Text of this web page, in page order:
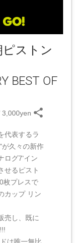
ピストン
BEST OF
3,000yen share
代表するラ
久々の新作
ログ7'イン
せるピスト
枚プレスで
カップ リン
売し、既に